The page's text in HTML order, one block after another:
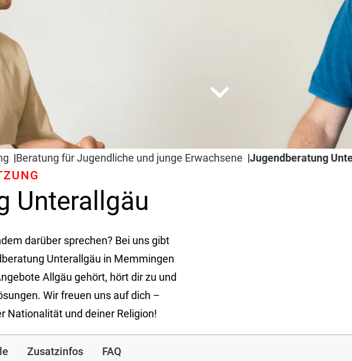
expand_more
Beratung für Jugendliche und junge Erwachsene Jugendberatung
Unterallgäu
darüber sprechen? Bei uns gibt
Unterallgäu in Memmingen
Allgäu gehört, hört dir zu und
Wir freuen uns auf dich –
Nationalität und deiner Religion!
Zusatzinfos FAQ